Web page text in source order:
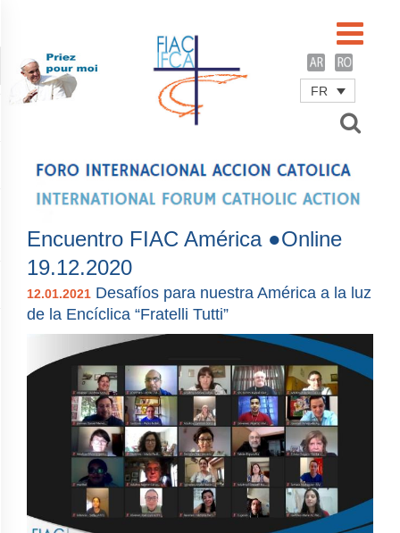
FR
Encuentro FIAC América ●Online
19.12.2020
12.01.2021 Desafíos para nuestra América a la luz
de la Encíclica “Fratelli Tutti”
Password